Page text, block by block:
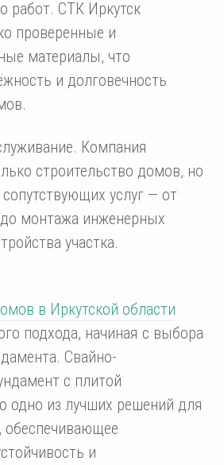
работ. СТК Иркутск
проверенные и
материалы, что
и долговечность
Компания
строительство домов, но
услуг — от
монтажа инженерных
участка.
в Иркутской области
подхода, начиная с выбора
Свайно-
с плитой
одно из лучших решений для
обеспечивающее
и